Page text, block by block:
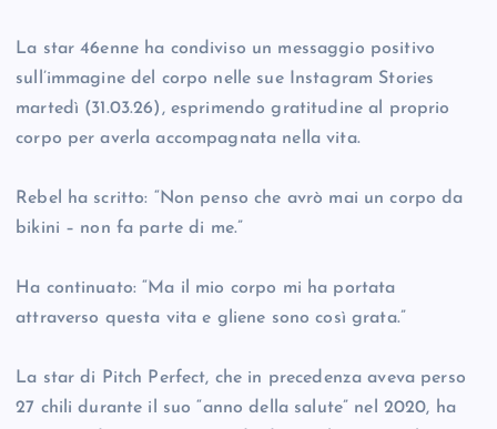
La star 46enne ha condiviso un messaggio positivo
sull’immagine del corpo nelle sue Instagram Stories
martedì (31.03.26), esprimendo gratitudine al proprio
corpo per averla accompagnata nella vita.
Rebel ha scritto: “Non penso che avrò mai un corpo da
bikini – non fa parte di me.”
Ha continuato: “Ma il mio corpo mi ha portata
attraverso questa vita e gliene sono così grata.”
La star di Pitch Perfect, che in precedenza aveva perso
27 chili durante il suo “anno della salute” nel 2020, ha